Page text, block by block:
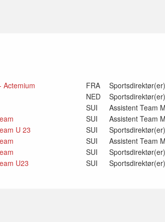
Actemium FRA
Sportsdirektør(er)
NED
Sportsdirektør(er)
SUI
Assistent Team
SUI
Assistent Team
U 23 SUI
Sportsdirektør(er)
SUI
Assistent Team
SUI
Sportsdirektør(er)
U23 SUI Sportsdirektør(er)